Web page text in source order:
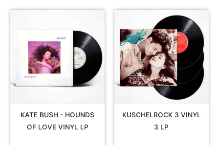
KATE BUSH - HOUNDS
OF LOVE VINYL LP
KUSCHELROCK 3 VINYL
3 LP